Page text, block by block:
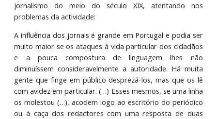
jornalismo do meio do século XIX, atentando nos
problemas da actividade:
A influência dos jornais é grande em Portugal e podia ser
muito maior se os ataques à vida particular dos cidadãos
e a pouca compostura de linguagem lhes não
diminuíssem consideravelmente a autoridade. Há muita
gente que finge em público desprezá-los, mas que os lê
com avidez em particular. (…) Esses mesmos, se uma linha
os molestou (…), acodem logo ao escritório do periódico
ou à caça dos redactores com uma resposta de duas